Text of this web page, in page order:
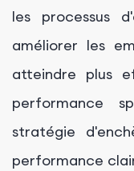
les processus
améliorer les
atteindre plus
performance
stratégie
performance